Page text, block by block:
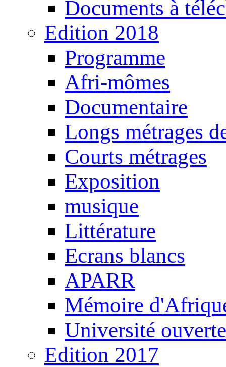
Documents à
Edition 2018
Programme
Afri-mômes
Documentaire
Longs métrages
Courts métrages
Exposition
musique
Littérature
Ecrans blancs
APARR
Mémoire
Université ouverte
Edition 2017